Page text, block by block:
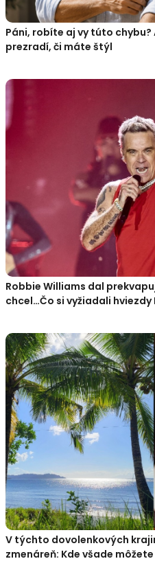
Páni, robíte aj vy túto
prezradí, či máte štýl
Robbie Williams dal
chcel…Čo si vyžiadali hviezdy
V týchto dovolenkových
zmenáreň: Kde všade